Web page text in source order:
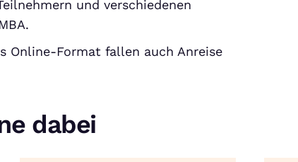
und verschiedenen
Online-Format fallen auch Anreise
dabei